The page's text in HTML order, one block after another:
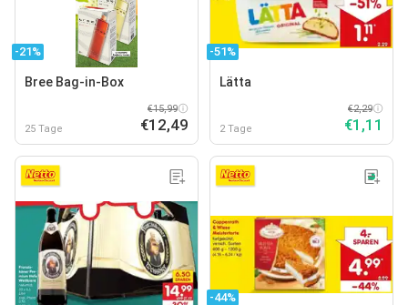
-21%
Bree Bag-in-Box
25 Tage
€15,99
€12,49
-51%
Lätta
2 Tage
€2,29
€1,11
-44%